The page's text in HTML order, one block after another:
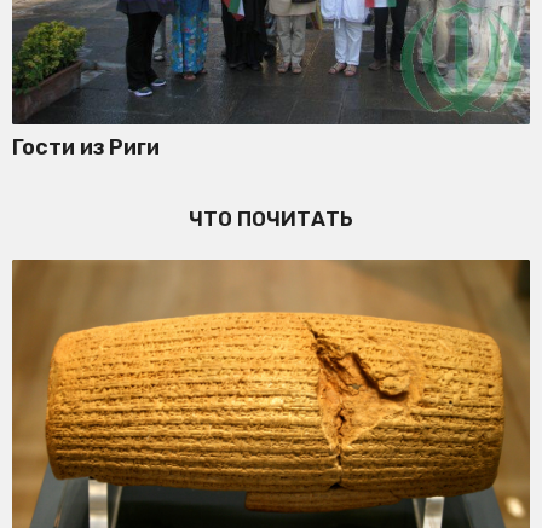
Гости из Риги
ЧТО ПОЧИТАТЬ